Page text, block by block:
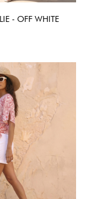
- OFF WHITE